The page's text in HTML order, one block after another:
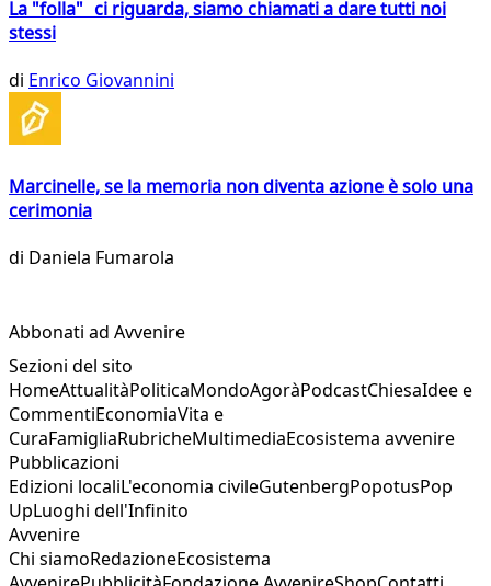
La "folla" ci riguarda, siamo chiamati a dare tutti noi
stessi
di Enrico Giovannini
Marcinelle, se la memoria non diventa azione è solo una
cerimonia
di Daniela Fumarola
Abbonati ad Avvenire
Sezioni del sito
HomeAttualitàPoliticaMondoAgoràPodcastChiesaIdee e
CommentiEconomiaVita e
CuraFamigliaRubricheMultimediaEcosistema avvenire
Pubblicazioni
Edizioni localiL'economia civileGutenbergPopotusPop
UpLuoghi dell'Infinito
Avvenire
Chi siamoRedazioneEcosistema